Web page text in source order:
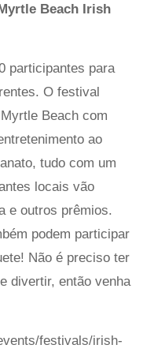
Beach Irish
participantes para
O festival
Beach com
ao
tudo com um
locais vão
e outros prêmios.
podem participar
Não é preciso ter
divertir, então venha
festivals/irish-